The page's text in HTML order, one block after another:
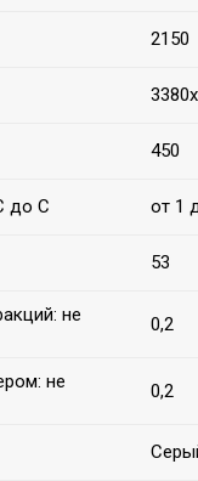
2150
450
до С от 1
53
не
0,2
не
0,2